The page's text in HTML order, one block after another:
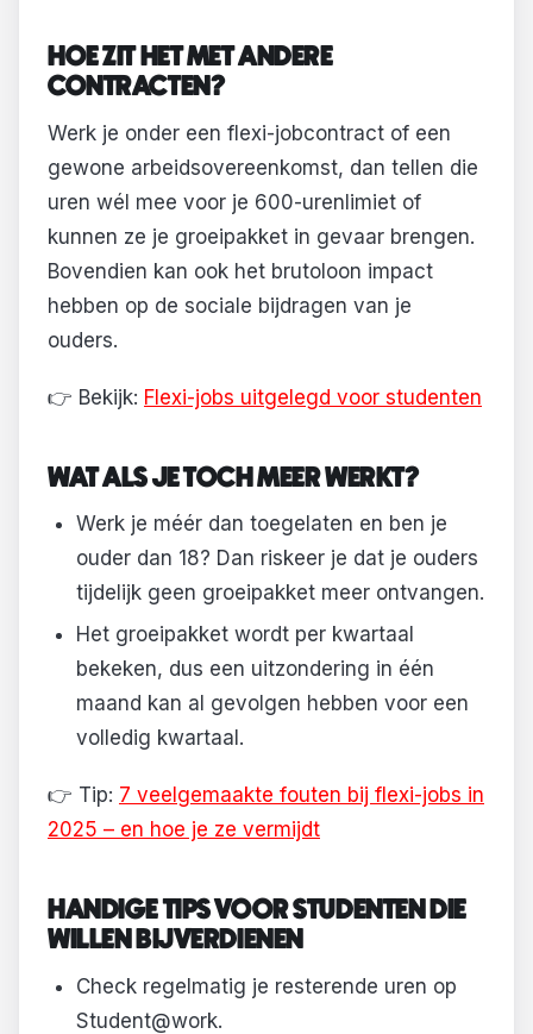
HOE ZIT HET MET ANDERE
CONTRACTEN?
Werk je onder een flexi-jobcontract of een
gewone arbeidsovereenkomst, dan tellen die
uren wél mee voor je 600-urenlimiet of
kunnen ze je groeipakket in gevaar brengen.
Bovendien kan ook het brutoloon impact
hebben op de sociale bijdragen van je
ouders.
👉 Bekijk: Flexi-jobs uitgelegd voor studenten
WAT ALS JE TOCH MEER WERKT?
Werk je méér dan toegelaten en ben je
ouder dan 18? Dan riskeer je dat je ouders
tijdelijk geen groeipakket meer ontvangen.
Het groeipakket wordt per kwartaal
bekeken, dus een uitzondering in één
maand kan al gevolgen hebben voor een
volledig kwartaal.
👉 Tip: 7 veelgemaakte fouten bij flexi-jobs in
2025 – en hoe je ze vermijdt
HANDIGE TIPS VOOR STUDENTEN DIE
WILLEN BIJVERDIENEN
Check regelmatig je resterende uren op
Student@work.